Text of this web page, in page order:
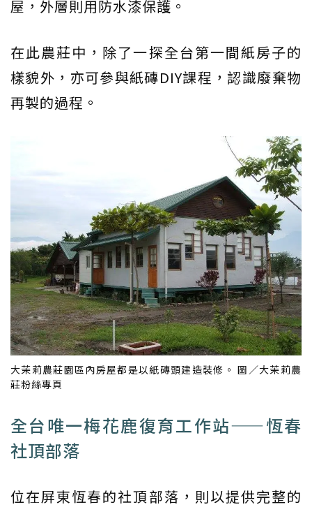
屋，外層則用防水漆保護。
在此農莊中，除了一探全台第一間紙房子的
樣貌外，亦可參與紙磚DIY課程，認識廢棄物
再製的過程。
大茉莉農莊園區內房屋都是以紙磚頭建造裝修。 圖／大茉莉農
莊粉絲專頁
全台唯一梅花鹿復育工作站——恆春
社頂部落
位在屏東恆春的社頂部落，則以提供完整的